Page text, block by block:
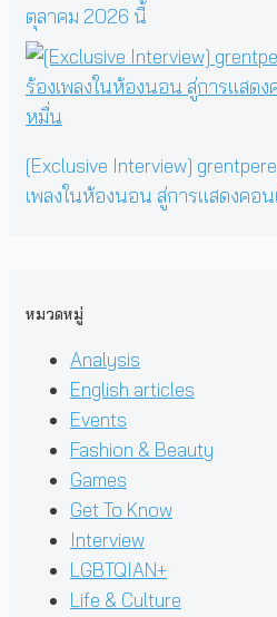
ตุลาคม 2026 นี้
[Exclusive Interview]
เพลงในห้องนอน สู่การแสดงค
หมวดหมู่
Analysis
English articles
Events
Fashion & Beauty
Games
Get To Know
Interview
LGBTQIAN+
Life & Culture